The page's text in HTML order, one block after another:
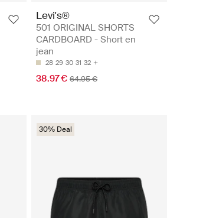
Levi's®
501 ORIGINAL SHORTS
CARDBOARD - Short en
jean
28 29 30 31 32
38.97 € 64.95 €
30% Deal